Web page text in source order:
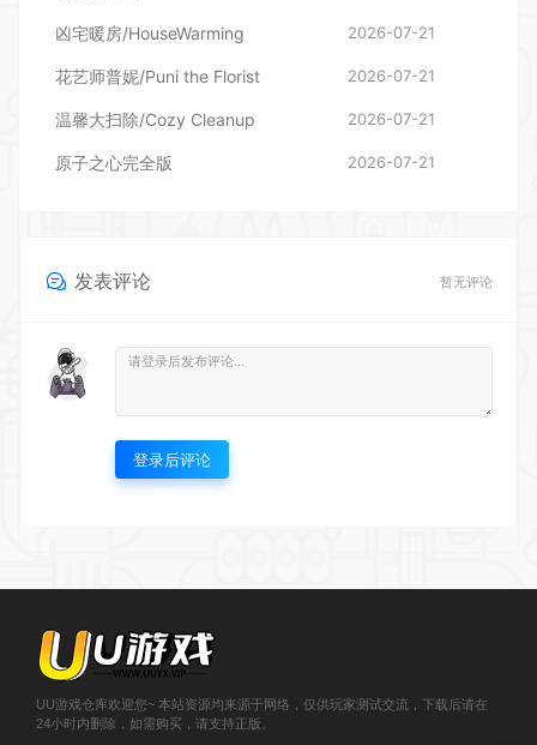
原子之心完全版 2026-07-21
发表评论
© 2020-2023 小韩兔 - uuwan.vip & Theme. All rights reserved
ICP备2021000943号-1